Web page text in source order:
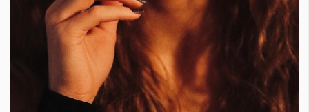
СЛЕДВАЙТЕ НИ
Facebook Instagram Twitter
Pinterest
YouTube
Spotify Soundcloud